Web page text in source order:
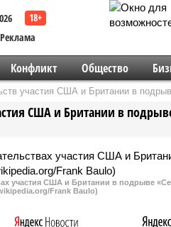
Реклама
Конфликт Общество
участия США и Британии в
США и Британии в
участия США и Британии в подрыве
Frank Baulo)